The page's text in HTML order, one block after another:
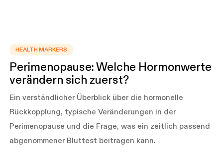
HEALTH MARKERS
Perimenopause: Welche Hormonwerte
verändern sich zuerst?
Ein verständlicher Überblick über die hormonelle
Rückkopplung, typische Veränderungen in der
Perimenopause und die Frage, was ein zeitlich passend
abgenommener Bluttest beitragen kann.